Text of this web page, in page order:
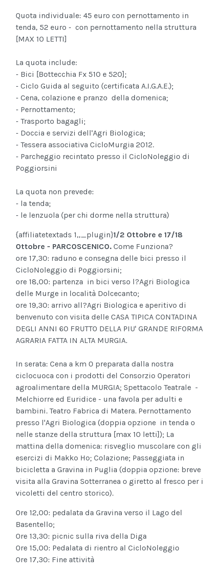
Quota individuale: 45 euro con pernottamento in
tenda, 52 euro - con pernottamento nella struttura
[MAX 10 LETTI]
La quota include:
- Bici [Bottecchia Fx 510 e 520];
- Ciclo Guida al seguito (certificata A.I.G.A.E.);
- Cena, colazione e pranzo della domenica;
- Pernottamento;
- Trasporto bagagli;
- Doccia e servizi dell'Agri Biologica;
- Tessera associativa CicloMurgia 2012.
- Parcheggio recintato presso il CicloNoleggio di
Poggiorsini
La quota non prevede:
- la tenda;
- le lenzuola (per chi dorme nella struttura)
{affiliatetextads 1,,_plugin}1/2 Ottobre e 17/18
Ottobre - PARCOSCENICO. Come Funziona?
ore 17,30: raduno e consegna delle bici presso il
CicloNoleggio di Poggiorsini;
ore 18,00: partenza in bici verso l?Agri Biologica
delle Murge in località Dolcecanto;
ore 19,30: arrivo all?Agri Biologica e aperitivo di
benvenuto con visita delle CASA TIPICA CONTADINA
DEGLI ANNI 60 FRUTTO DELLA PIU' GRANDE RIFORMA
AGRARIA FATTA IN ALTA MURGIA.
In serata: Cena a km 0 preparata dalla nostra
ciclocuoca con i prodotti del Consorzio Operatori
agroalimentare della MURGIA; Spettacolo Teatrale -
Melchiorre ed Euridice - una favola per adulti e
bambini. Teatro Fabrica di Matera. Pernottamento
presso l'Agri Biologica (doppia opzione in tenda o
nelle stanze della struttura [max 10 letti]); La
mattina della domenica: risveglio muscolare con gli
esercizi di Makko Ho; Colazione; Passeggiata in
bicicletta a Gravina in Puglia (doppia opzione: breve
visita alla Gravina Sotterranea o giretto al fresco per i
vicoletti del centro storico).
Ore 12,00: pedalata da Gravina verso il Lago del
Basentello;
Ore 13,30: picnic sulla riva della Diga
Ore 15,00: Pedalata di rientro al CicloNoleggio
Ore 17,30: Fine attività